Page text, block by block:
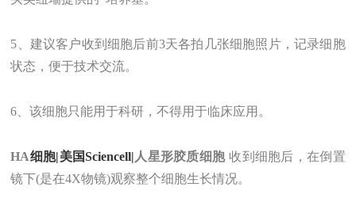
5、建议客户收到细胞后前3天各拍几张细胞照片，记录细胞
状态，便于技术交流。
6、该细胞只能用于科研，不得用于临床应用。
HA细胞|美国Sciencell| 人星形胶质细胞 收到细胞后，在倒置
镜下(是在4X物镜)观察整个细胞生长情况。